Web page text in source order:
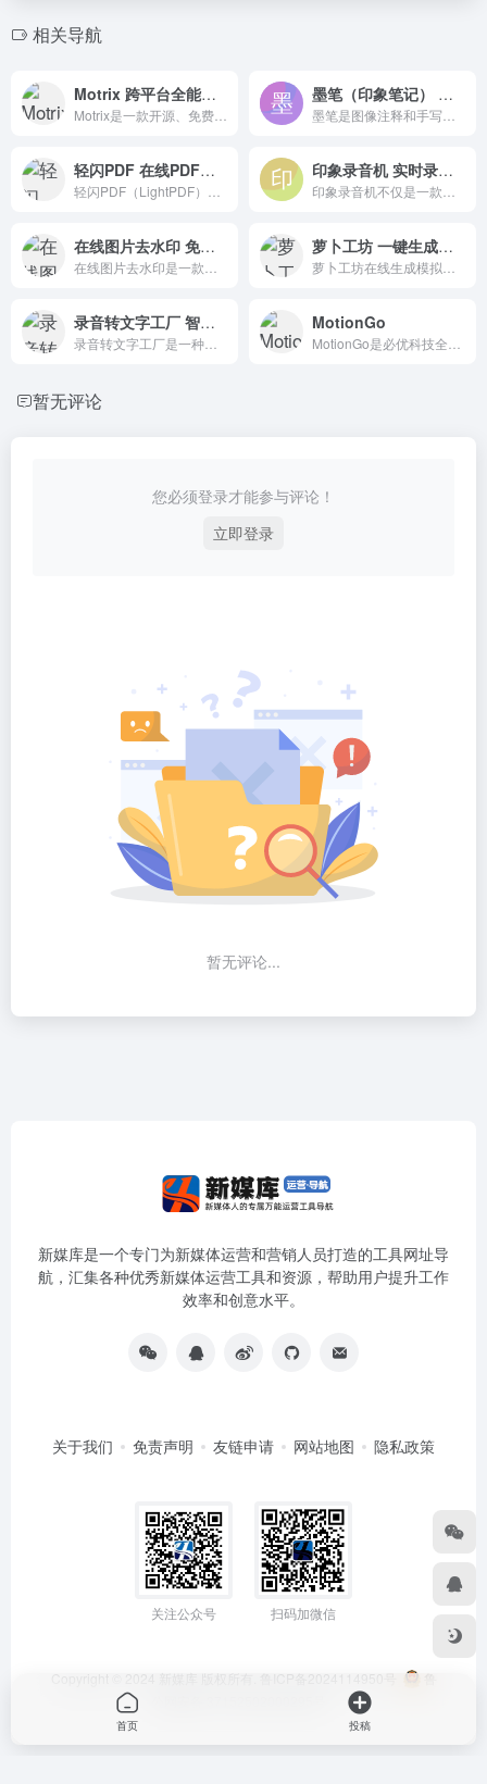
相关导航
Motrix 跨平台全能下载工具 墨笔（印象笔记） 图片标注和手写工具
轻闪PDF 在线PDF编辑器平台 印象录音机 实时录音转写高准确率
在线图片去水印 免费安全的在线去除图片水印工具 萝卜工坊 一键生成手写文稿
录音转文字工厂 智能语音识别工具 MotionGo
暂无评论
您必须登录才能参与评论！
立即登录
暂无评论...
新媒库是一个专门为新媒体运营和营销人员打造的工具网址导
航，汇集各种优秀新媒体运营工具和资源，帮助用户提升工作
效率和创意水平。
关于我们 免责声明 友链申请 网站地图 隐私政策
关注公众号 扫码加微信
Copyright © 2024 新媒库 版权所有. 鲁ICP备2024114950号
鲁
首页 投稿